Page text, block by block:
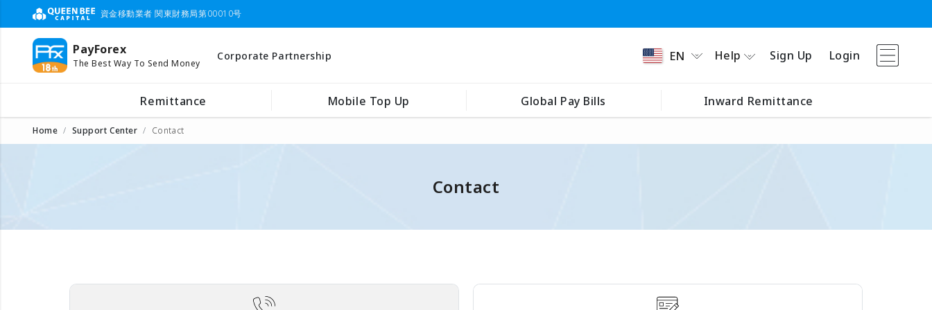
資金移動業者 関東財務局第00010号
PayForex
The Best Way To Send Money
Corporate Partnership EN Help Sign Up Login
Remittance Mobile Top Up Global Pay Bills Inward Remittance
Home Support Center Contact
Contact